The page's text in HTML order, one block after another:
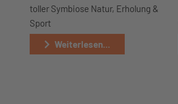
toller Symbiose Natur, Erholung &
Sport
Weiterlesen...